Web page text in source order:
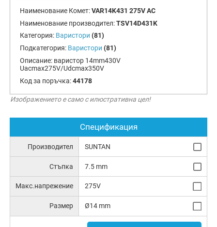
Наименование Комет:VAR14K431 275V AC
Наименование производител:TSV14D431K
Категория: Варистори (81)
Подкатегория: Варистори (81)
Описание: варистор 14mm430V
Uacmax275V/Udcmax350V
Код за поръчка:44178
Изображението е само с илюстративна цел!
Спецификация
Производител SUNTAN
Стъпка 7.5 mm
Макс.напрежение 275V
Размер Ø14 mm